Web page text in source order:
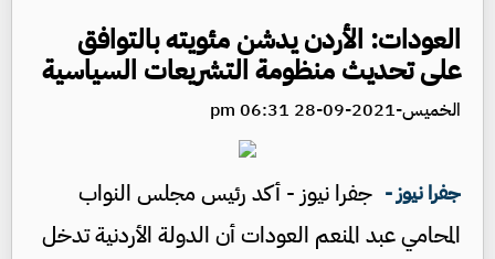
العودات: الأردن يدشن مئويته بالتوافق
على تحديث منظومة التشريعات السياسية
الخميس-2021-09-28 06:31 pm
جفرا نيوز - جفرا نيوز - أكد رئيس مجلس النواب
المحامي عبد المنعم العودات أن الدولة الأردنية تدخل